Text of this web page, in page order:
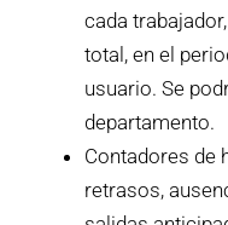
cada
total, en el
usuario. Se
departamento.
Contadores de
retrasos,